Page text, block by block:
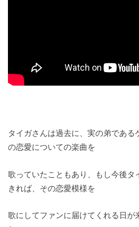
タイガさんは過去に、実の弟である
の恋愛についての楽曲を
歌っていたこともあり、もし今後タ
きれば、その恋愛模様を
歌にしてファンに届けてくれる日が